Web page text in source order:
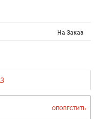
На Заказ
ОПОВЕСТИТЬ